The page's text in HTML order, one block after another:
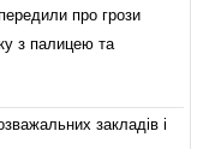
про грози
з палицею та
закладів і